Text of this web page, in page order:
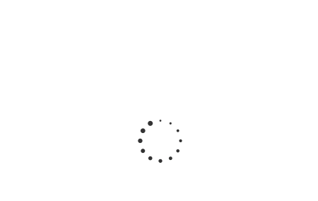
Крепежные зажимы Теплоресурс ТСР